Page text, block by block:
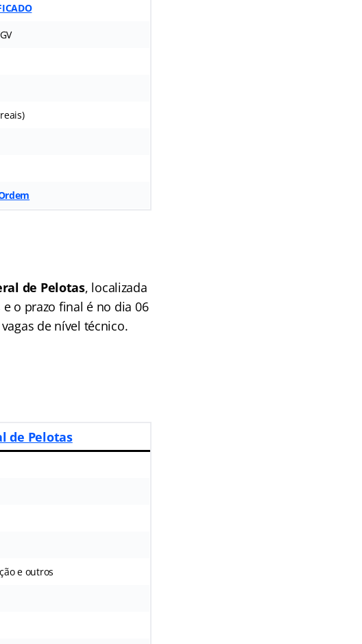
de Pelotas, localizada
o prazo final é no dia 06
de nível técnico.
de Pelotas
e outros